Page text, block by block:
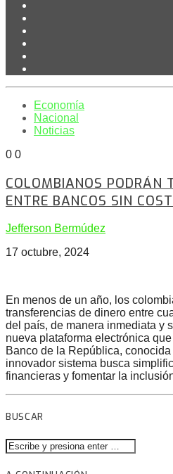
Economía
Nacional
Noticias
0 0
COLOMBIANOS PODRÁN
ENTRE BANCOS SIN
Jefferson Bermúdez
17 octubre, 2024
En menos de un año, los
transferencias de dinero entre
del país, de manera inmediata y
nueva plataforma electrónica
Banco de la República,
innovador sistema busca
financieras y fomentar la
BUSCAR